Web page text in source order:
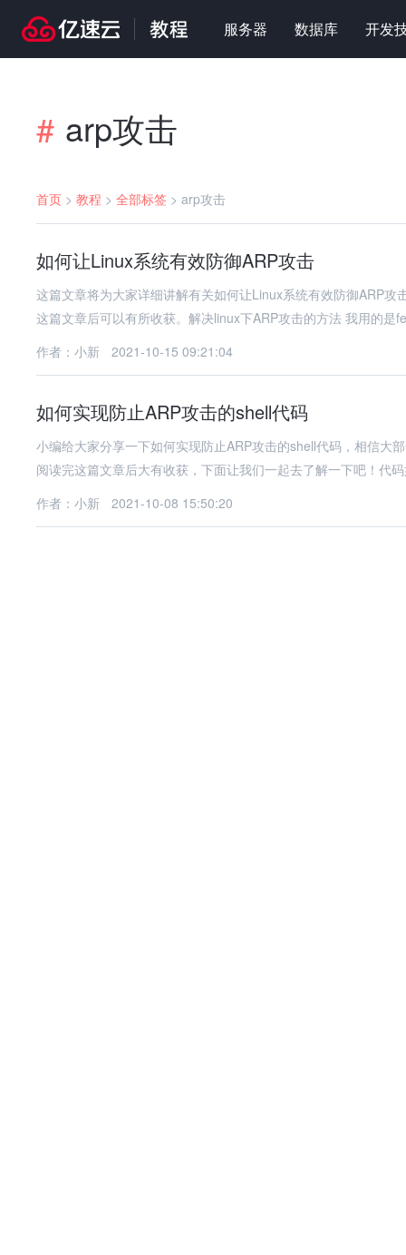
服务器 数据库 开发
# arp攻击
首页 > 教程 > 全部标签 > arp攻击
如何让Linux系统有效防御ARP攻击
这篇文章将为大家详细讲解有关如何让Linux系统有效防御ARP
这篇文章后可以有所收获。解决linux下ARP攻击的方法 我用的是
作者：小新
2021-10-15 09:21:04
如何实现防止ARP攻击的shell代码
小编给大家分享一下如何实现防止ARP攻击的shell代码，相信大
阅读完这篇文章后大有收获，下面让我们一起去了解一下吧！代
作者：小新
2021-10-08 15:50:20